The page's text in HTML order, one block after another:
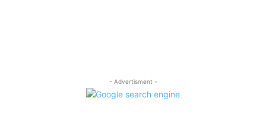
- Advertisment -